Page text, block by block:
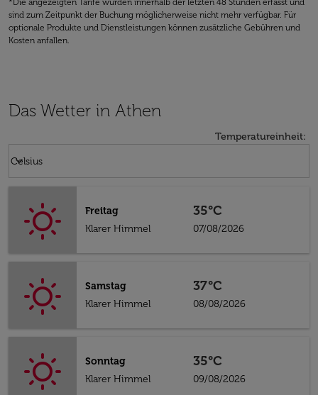
*Die angezeigten Tarife wurden innerhalb der letzten 48 Stunden erfasst und
sind zum Zeitpunkt der Buchung möglicherweise nicht mehr verfügbar. Für
optionale Produkte und Dienstleistungen können zusätzliche Gebühren und
Kosten anfallen.
Das Wetter in Athen
Temperatureinheit:
Celsius
keyboard_arrow_down
Freitag
Klarer Himmel
35°C
07/08/2026
Samstag
Klarer Himmel
37°C
08/08/2026
Sonntag
Klarer Himmel
35°C
09/08/2026